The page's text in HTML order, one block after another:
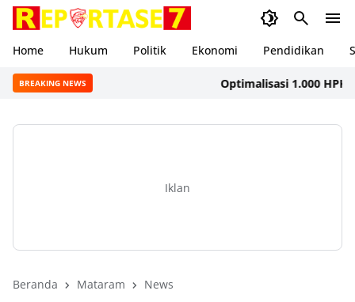
Home Hukum Politik Ekonomi Pendidikan
BREAKING NEWS Optimalisasi 1.000 HPK,
Iklan
Beranda Mataram News